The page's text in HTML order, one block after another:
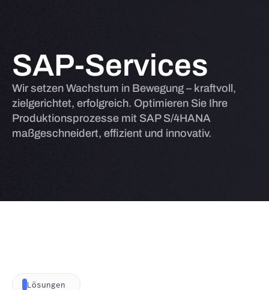
SAP-Services
Wir setzen Wachstum in Bewegung – kraftvoll,
zielgerichtet, erfolgreich. Optimieren Sie Ihre
Produktionsprozesse mit SAP S/4HANA
maßgeschneidert, effizient und innovativ.
Lösungen